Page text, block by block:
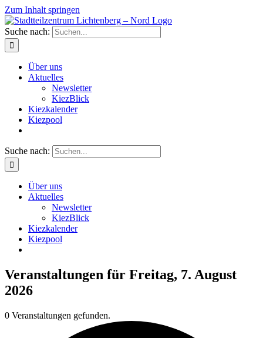
Zum Inhalt springen
Suche nach:
Über uns
Aktuelles
Newsletter
KiezBlick
Kiezkalender
Kiezpool
Suche nach:
Über uns
Aktuelles
Newsletter
KiezBlick
Kiezkalender
Kiezpool
Veranstaltungen für Freitag, 7. August
2026
0 Veranstaltungen gefunden.